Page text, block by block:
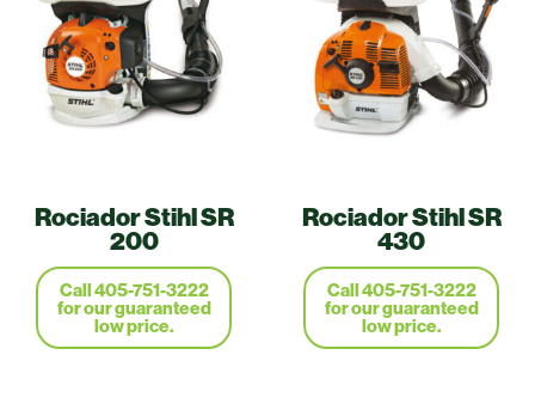
Rociador Stihl SR
200
Call 405-751-3222
for our guaranteed
low price.
Rociador Stihl SR
430
Call 405-751-3222
for our guaranteed
low price.